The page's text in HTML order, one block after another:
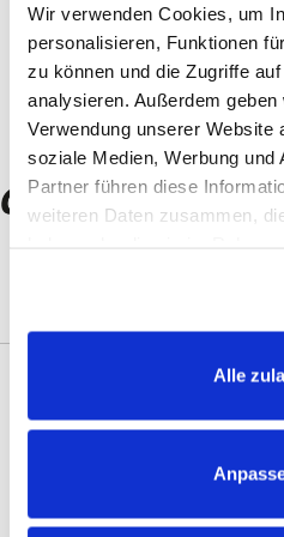
Wir verwenden Cookies, um
personalisieren, Funktionen
zu können und die Zugriffe
analysieren. Außerdem
Verwendung unserer Website
soziale Medien, Werbung und
Partner führen diese
weiteren Daten zusammen,
Alle
Tiermassage und